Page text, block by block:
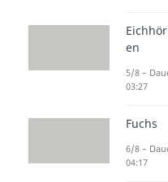
Um
du hier
Merkmalen.
Studyflix
en
5/8 –
03:27
Fuchs
6/8 –
04:17